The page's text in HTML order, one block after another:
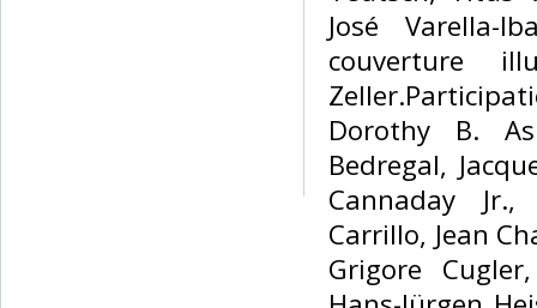
José Varella-
couverture
Dorothy B.
Bedregal,
Cannaday Jr.,
Carrillo, Jean
Grigore